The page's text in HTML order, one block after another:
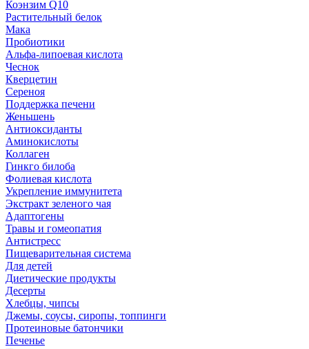
Коэнзим Q10
Растительный белок
Мака
Пробиотики
Альфа-липоевая кислота
Чеснок
Кверцетин
Сереноя
Поддержка печени
Женьшень
Антиоксиданты
Аминокислоты
Коллаген
Гинкго билоба
Фолиевая кислота
Укрепление иммунитета
Экстракт зеленого чая
Адаптогены
Травы и гомеопатия
Антистресс
Пищеварительная система
Для детей
Диетические продукты
Десерты
Хлебцы, чипсы
Джемы, соусы, сиропы, топпинги
Протеиновые батончики
Печенье